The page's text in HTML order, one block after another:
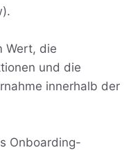
Wert, die
und die
innerhalb der
Onboarding-